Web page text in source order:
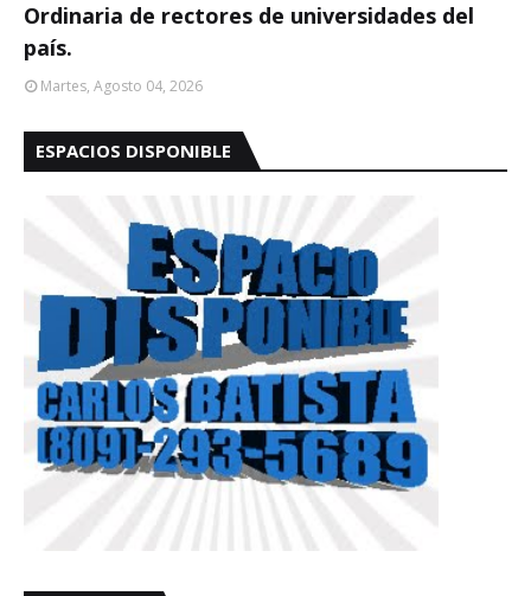
Ordinaria de rectores de universidades del
país.
Martes, Agosto 04, 2026
ESPACIOS DISPONIBLE